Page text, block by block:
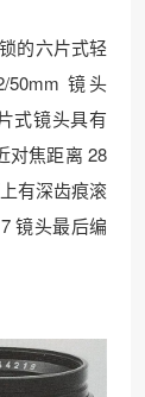
的六片式轻
镜头
式镜头具有
对焦距离 28
有深齿痕滚
镜头最后编